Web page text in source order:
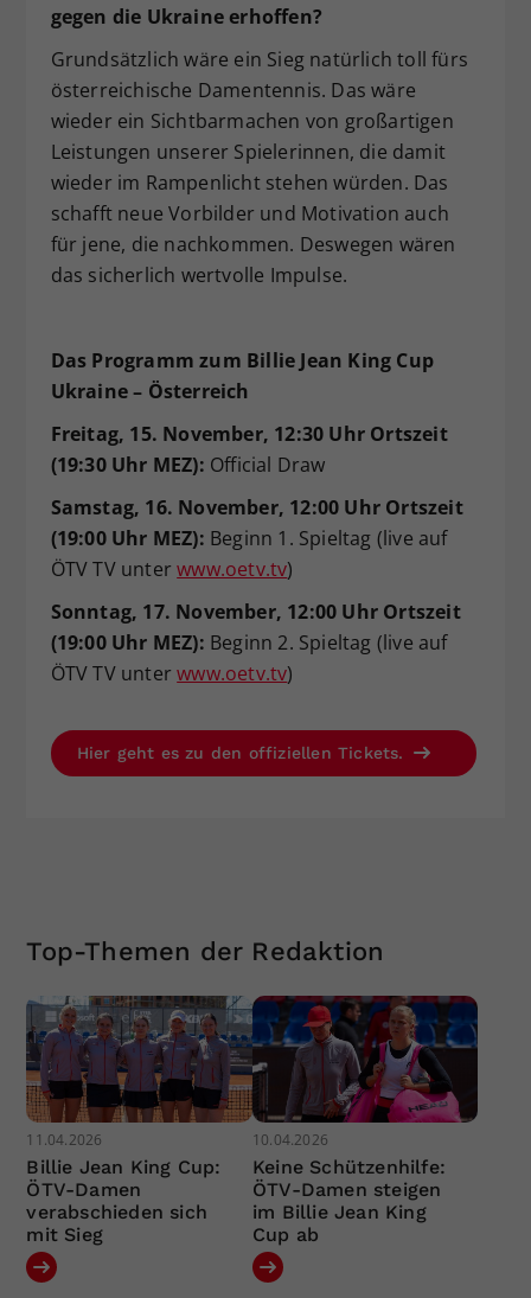
gegen die Ukraine erhoffen?
Grundsätzlich wäre ein Sieg natürlich toll fürs
österreichische Damentennis. Das wäre
wieder ein Sichtbarmachen von großartigen
Leistungen unserer Spielerinnen, die damit
wieder im Rampenlicht stehen würden. Das
schafft neue Vorbilder und Motivation auch
für jene, die nachkommen. Deswegen wären
das sicherlich wertvolle Impulse.
Das Programm zum Billie Jean King Cup
Ukraine – Österreich
Freitag, 15. November, 12:30 Uhr Ortszeit
(19:30 Uhr MEZ): Official Draw
Samstag, 16. November, 12:00 Uhr Ortszeit
(19:00 Uhr MEZ): Beginn 1. Spieltag (live auf
ÖTV TV unterwww.oetv.tv)
Sonntag, 17. November, 12:00 Uhr Ortszeit
(19:00 Uhr MEZ): Beginn 2. Spieltag (live auf
ÖTV TV unterwww.oetv.tv)
Hier geht es zu den offiziellen Tickets.
Top-Themen der Redaktion
11.04.2026
Billie Jean King Cup:
ÖTV-Damen
verabschieden sich
mit Sieg
10.04.2026
Keine Schützenhilfe:
ÖTV-Damen steigen
im Billie Jean King
Cup ab